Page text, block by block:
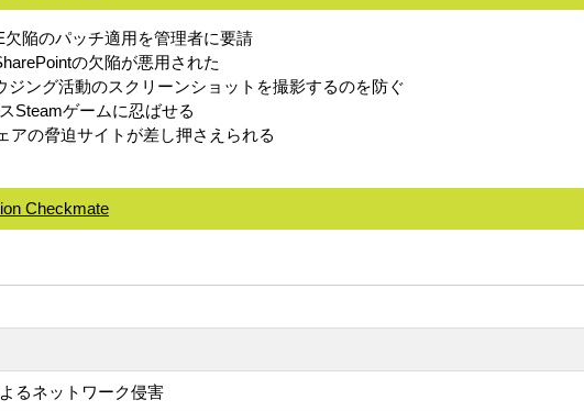
陥のパッチ適用を管理者に要請
の欠陥が悪用された
ング活動のスクリーンショットを撮影するのを防ぐ
Steamゲームに忍ばせる
アの脅迫サイトが差し押さえられる
Checkmate
るネットワーク侵害